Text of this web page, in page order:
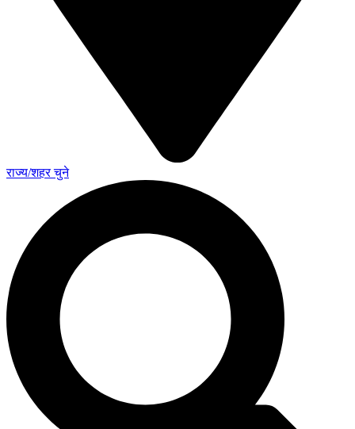
राज्य/शहर चुने